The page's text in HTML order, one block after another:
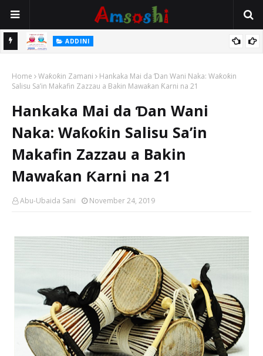
ADDINI
Home Waƙoƙin Zamani
Hankaka Mai da Ɗan Wani Naka: Waƙoƙin
Salisu Sa’in Makafin Zazzau a Bakin Mawaƙan Ƙarni na 21
Hankaka Mai da Ɗan Wani
Naka: Waƙoƙin Salisu Sa’in
Makafin Zazzau a Bakin
Mawaƙan Ƙarni na 21
Abu-Ubaida Sani November 24, 2019